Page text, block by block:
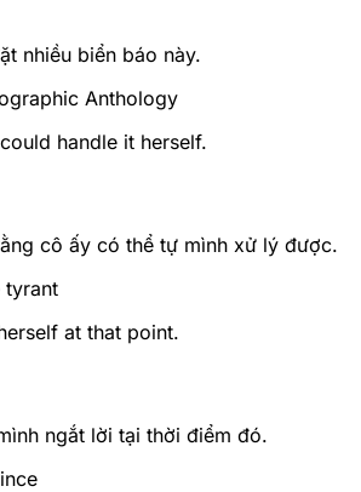
nhiều biển báo này.
Anthology
handle it herself.
cô ấy có thể tự mình xử lý được.
tyrant
at that point.
ngắt lời tại thời điểm đó.